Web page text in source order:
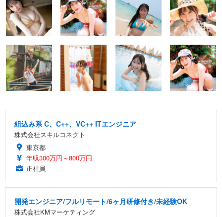
組込み系 C、C++、VC++ ITエンジニア
株式会社スキルコネクト
東京都
年収300万円～800万円
正社員
開発エンジニア/フルリモート/6ヶ月研修付き/未経験OK
株式会社KMマーケティング